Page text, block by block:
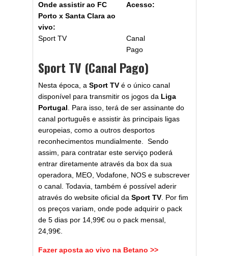
Onde assistir ao FC
Porto x Santa Clara ao
vivo:
Acesso:
Sport TV
Canal
Pago
Sport TV (Canal Pago)
Nesta época, a Sport TV é o único canal
disponível para transmitir os jogos da Liga
Portugal . Para isso, terá de ser assinante do
canal português e assistir às principais ligas
europeias, como a outros desportos
reconhecimentos mundialmente. Sendo
assim, para contratar este serviço poderá
entrar diretamente através da box da sua
operadora, MEO, Vodafone, NOS e subscrever
o canal. Todavia, também é possível aderir
através do website oficial da Sport TV . Por fim
os preços variam, onde pode adquirir o pack
de 5 dias por 14,99€ ou o pack mensal,
24,99€.
Fazer aposta ao vivo na Betano >>